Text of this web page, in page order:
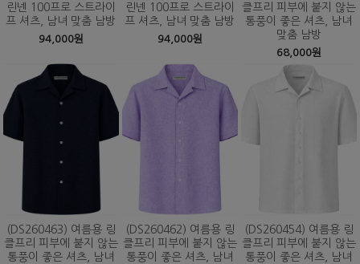
린넨 100프로 스트라이
프 셔츠, 남녀 맞춤 남방
94,000원
린넨 100프로 스트라이
프 셔츠, 남녀 맞춤 남방
94,000원
클프리 피부에 붙지 않는
통풍이 좋은 셔츠, 남녀
맞춤 남방
68,000원
(DS260463) 여름용 링
클프리 피부에 붙지 않는
통풍이 좋은 셔츠, 남녀
(DS260462) 여름용 링
클프리 피부에 붙지 않는
통풍이 좋은 셔츠, 남녀
(DS260454) 여름용 링
클프리 피부에 붙지 않는
통풍이 좋은 셔츠, 남녀